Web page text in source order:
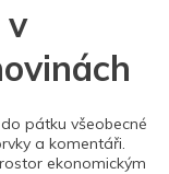
v
pátku všeobecné
a komentáři.
ekonomickým